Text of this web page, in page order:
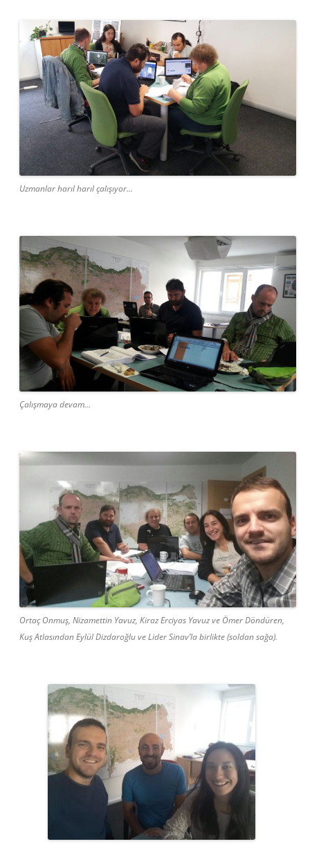
Uzmanlar harıl harıl çalışıyor…
Çalışmaya devam…
Ortaç Onmuş, Nizamettin Yavuz, Kiraz Erciyas Yavuz ve Ömer Döndüren,
Kuş Atlasından Eylül Dizdaroğlu ve Lider Sinav’la birlikte (soldan sağa).